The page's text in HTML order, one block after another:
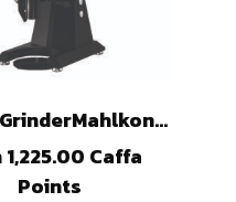
Coffee GrinderMahlkonigEK43ST(B)
1,225.00 Caffa
Points